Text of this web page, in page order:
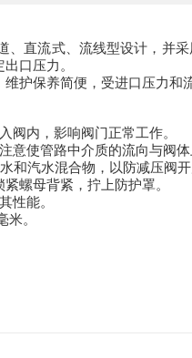
直流式、流线型设计，并
口压力。
护保养简便，受进口压力和
阀内，影响阀门正常工作。
使管路中介质的流向与阀体
汽水混合物，以防减压阀
螺母背紧，拧上防护罩。
性能。
米。